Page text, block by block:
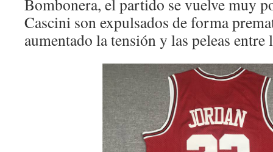
Bombonera, el partido se vuelve muy
Cascini son expulsados de forma
aumentado la tensión y las peleas entre